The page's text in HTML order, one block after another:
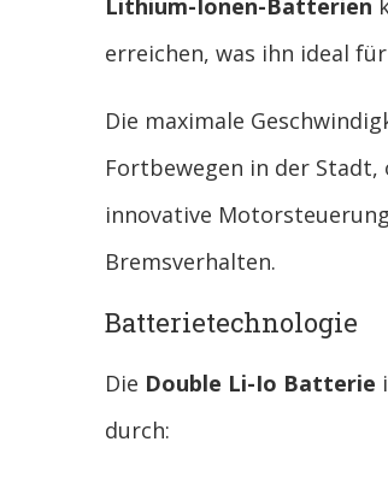
Lithium-Ionen-Batterien
erreichen, was ihn ideal
Die maximale
Fortbewegen in der Stadt,
innovative
Bremsverhalten.
Batterietechnologie
Die Double Li-Io Batterie
durch: